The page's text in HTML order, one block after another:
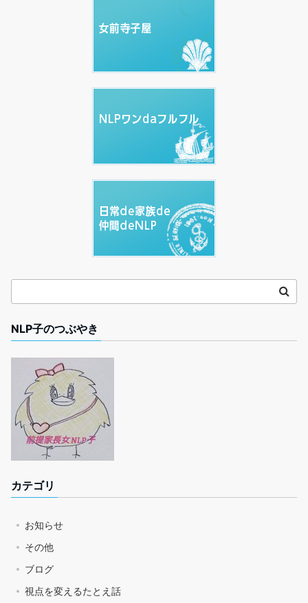
NLP子のつぶやき
カテゴリ
お知らせ
その他
ブログ
視点を変えるたとえ話